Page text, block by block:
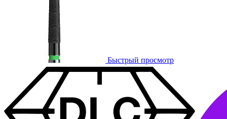
Быстрый просмотр